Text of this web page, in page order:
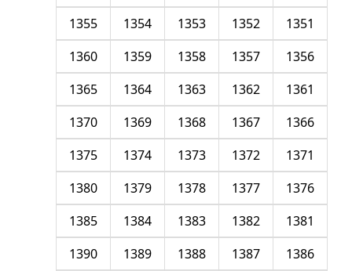
1351
1352
1353
1354
1355
1356
1357
1358
1359
1360
1361
1362
1363
1364
1365
1366
1367
1368
1369
1370
1371
1372
1373
1374
1375
1376
1377
1378
1379
1380
1381
1382
1383
1384
1385
1386
1387
1388
1389
1390